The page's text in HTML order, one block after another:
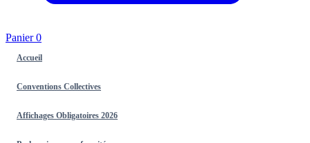
Panier0
Accueil
Conventions Collectives
Affichages Obligatoires 2026